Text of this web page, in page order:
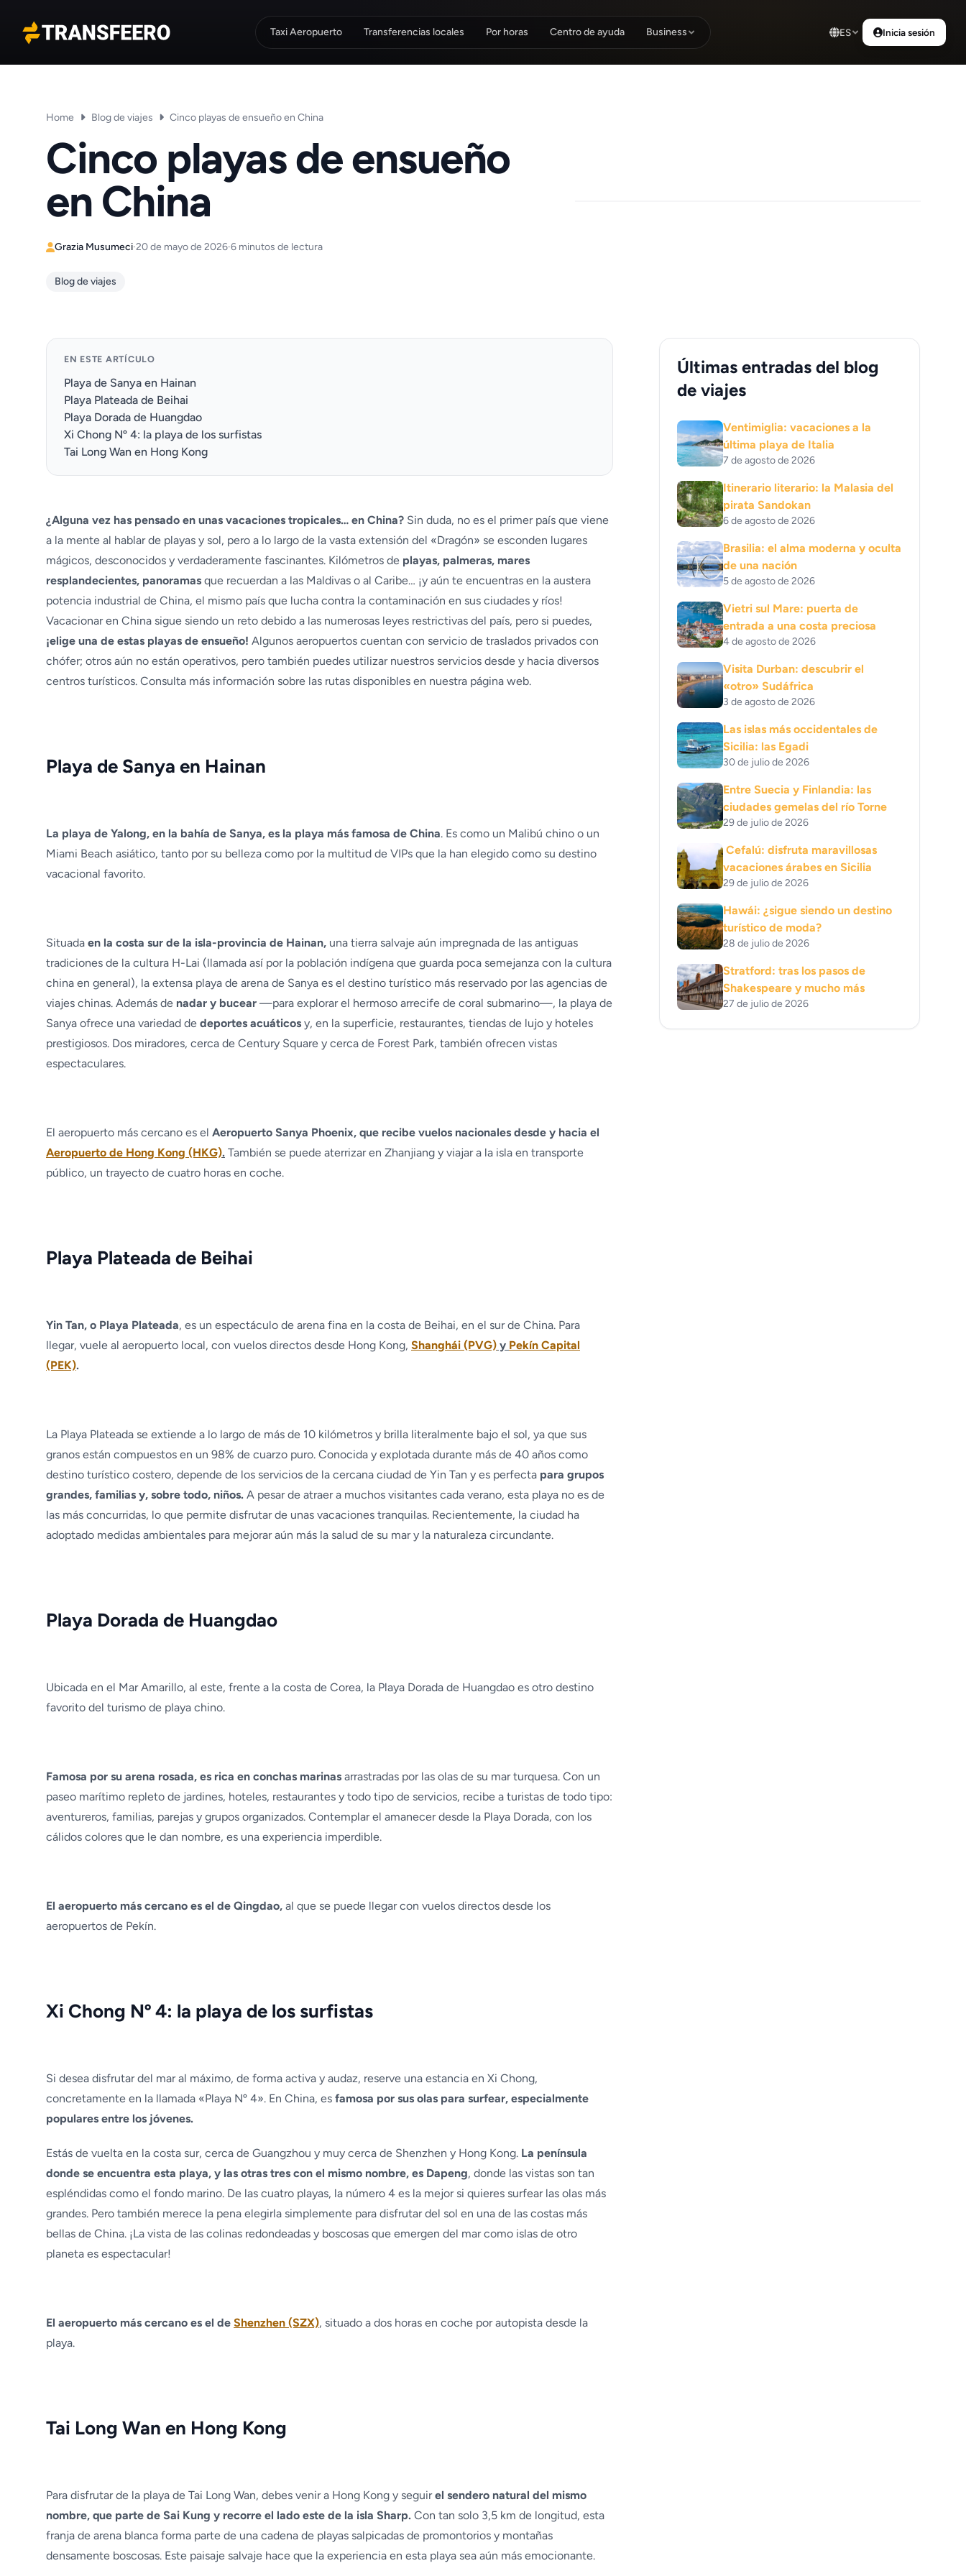
Transfeero
Taxi Aeropuerto Transferencias locales Por horas Centro de ayuda Business ES Inicia sesión
Home Blog de viajes Cinco playas de ensueño en China
Cinco playas de ensueño
en China
Grazia Musumeci·20 de mayo de 2026·6 minutos de lectura
Blog de viajes
EN ESTE ARTÍCULO
Playa de Sanya en Hainan
Playa Plateada de Beihai
Playa Dorada de Huangdao
Xi Chong Nº 4: la playa de los surfistas
Tai Long Wan en Hong Kong
¿Alguna vez has pensado en unas vacaciones tropicales… en China? Sin duda, no es el primer país que viene
a la mente al hablar de playas y sol, pero a lo largo de la vasta extensión del «Dragón» se esconden lugares
mágicos, desconocidos y verdaderamente fascinantes. Kilómetros de playas, palmeras, mares
resplandecientes, panoramas que recuerdan a las Maldivas o al Caribe… ¡y aún te encuentras en la austera
potencia industrial de China, el mismo país que lucha contra la contaminación en sus ciudades y ríos!
Vacacionar en China sigue siendo un reto debido a las numerosas leyes restrictivas del país, pero si puedes,
¡elige una de estas playas de ensueño! Algunos aeropuertos cuentan con servicio de traslados privados con
chófer; otros aún no están operativos, pero también puedes utilizar nuestros servicios desde y hacia diversos
centros turísticos. Consulta más información sobre las rutas disponibles en nuestra página web.
Playa de Sanya en Hainan
La playa de Yalong, en la bahía de Sanya, es la playa más famosa de China. Es como un Malibú chino o un
Miami Beach asiático, tanto por su belleza como por la multitud de VIPs que la han elegido como su destino
vacacional favorito.
Situada en la costa sur de la isla-provincia de Hainan, una tierra salvaje aún impregnada de las antiguas
tradiciones de la cultura H-Lai (llamada así por la población indígena que guarda poca semejanza con la cultura
china en general), la extensa playa de arena de Sanya es el destino turístico más reservado por las agencias de
viajes chinas. Además de nadar y bucear —para explorar el hermoso arrecife de coral submarino—, la playa de
Sanya ofrece una variedad de deportes acuáticos y, en la superficie, restaurantes, tiendas de lujo y hoteles
prestigiosos. Dos miradores, cerca de Century Square y cerca de Forest Park, también ofrecen vistas
espectaculares.
El aeropuerto más cercano es el Aeropuerto Sanya Phoenix, que recibe vuelos nacionales desde y hacia el
Aeropuerto de Hong Kong (HKG). También se puede aterrizar en Zhanjiang y viajar a la isla en transporte
público, un trayecto de cuatro horas en coche.
Playa Plateada de Beihai
Yin Tan, o Playa Plateada, es un espectáculo de arena fina en la costa de Beihai, en el sur de China. Para
llegar, vuele al aeropuerto local, con vuelos directos desde Hong Kong, Shanghái (PVG) y Pekín Capital
(PEK).
La Playa Plateada se extiende a lo largo de más de 10 kilómetros y brilla literalmente bajo el sol, ya que sus
granos están compuestos en un 98% de cuarzo puro. Conocida y explotada durante más de 40 años como
destino turístico costero, depende de los servicios de la cercana ciudad de Yin Tan y es perfecta para grupos
grandes, familias y, sobre todo, niños. A pesar de atraer a muchos visitantes cada verano, esta playa no es de
las más concurridas, lo que permite disfrutar de unas vacaciones tranquilas. Recientemente, la ciudad ha
adoptado medidas ambientales para mejorar aún más la salud de su mar y la naturaleza circundante.
Playa Dorada de Huangdao
Ubicada en el Mar Amarillo, al este, frente a la costa de Corea, la Playa Dorada de Huangdao es otro destino
favorito del turismo de playa chino.
Famosa por su arena rosada, es rica en conchas marinas arrastradas por las olas de su mar turquesa. Con un
paseo marítimo repleto de jardines, hoteles, restaurantes y todo tipo de servicios, recibe a turistas de todo tipo:
aventureros, familias, parejas y grupos organizados. Contemplar el amanecer desde la Playa Dorada, con los
cálidos colores que le dan nombre, es una experiencia imperdible.
El aeropuerto más cercano es el de Qingdao, al que se puede llegar con vuelos directos desde los
aeropuertos de Pekín.
Xi Chong Nº 4: la playa de los surfistas
Si desea disfrutar del mar al máximo, de forma activa y audaz, reserve una estancia en Xi Chong,
concretamente en la llamada «Playa Nº 4». En China, es famosa por sus olas para surfear, especialmente
populares entre los jóvenes.
Estás de vuelta en la costa sur, cerca de Guangzhou y muy cerca de Shenzhen y Hong Kong. La península
donde se encuentra esta playa, y las otras tres con el mismo nombre, es Dapeng, donde las vistas son tan
espléndidas como el fondo marino. De las cuatro playas, la número 4 es la mejor si quieres surfear las olas más
grandes. Pero también merece la pena elegirla simplemente para disfrutar del sol en una de las costas más
bellas de China. ¡La vista de las colinas redondeadas y boscosas que emergen del mar como islas de otro
planeta es espectacular!
El aeropuerto más cercano es el de Shenzhen (SZX), situado a dos horas en coche por autopista desde la
playa.
Tai Long Wan en Hong Kong
Para disfrutar de la playa de Tai Long Wan, debes venir a Hong Kong y seguirel sendero natural del mismo
nombre, que parte de Sai Kung y recorre el lado este de la isla Sharp. Con tan solo 3,5 km de longitud, esta
franja de arena blanca forma parte de una cadena de playas salpicadas de promontorios y montañas
densamente boscosas. Este paisaje salvaje hace que la experiencia en esta playa sea aún más emocionante.
Últimas entradas del blog
de viajes
Ventimiglia: vacaciones a la
última playa de Italia
7 de agosto de 2026
Itinerario literario: la Malasia del
pirata Sandokan
6 de agosto de 2026
Brasilia: el alma moderna y oculta
de una nación
5 de agosto de 2026
Vietri sul Mare: puerta de
entrada a una costa preciosa
4 de agosto de 2026
Visita Durban: descubrir el
«otro» Sudáfrica
3 de agosto de 2026
Las islas más occidentales de
Sicilia: las Egadi
30 de julio de 2026
Entre Suecia y Finlandia: las
ciudades gemelas del río Torne
29 de julio de 2026
Cefalú: disfruta maravillosas
vacaciones árabes en Sicilia
29 de julio de 2026
Hawái: ¿sigue siendo un destino
turístico de moda?
28 de julio de 2026
Stratford: tras los pasos de
Shakespeare y mucho más
27 de julio de 2026